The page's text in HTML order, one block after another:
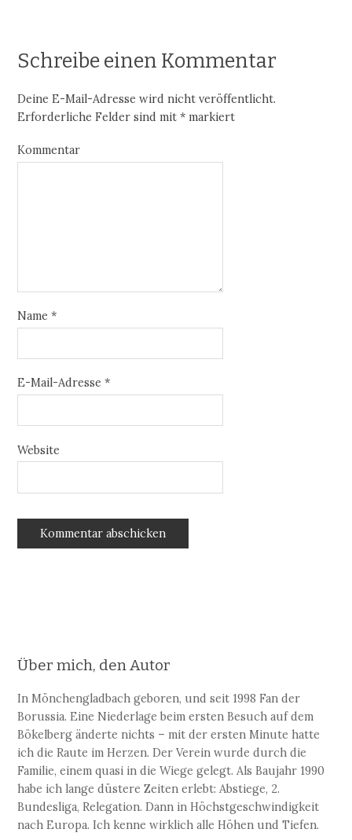
Schreibe einen Kommentar
Deine E-Mail-Adresse wird nicht veröffentlicht.
Erforderliche Felder sind mit* markiert
Kommentar
Name*
E-Mail-Adresse*
Website
Über mich, den Autor
In Mönchengladbach geboren, und seit 1998 Fan der
Borussia. Eine Niederlage beim ersten Besuch auf dem
Bökelberg änderte nichts – mit der ersten Minute hatte
ich die Raute im Herzen. Der Verein wurde durch die
Familie, einem quasi in die Wiege gelegt. Als Baujahr 1990
habe ich lange düstere Zeiten erlebt: Abstiege, 2.
Bundesliga, Relegation. Dann in Höchstgeschwindigkeit
nach Europa. Ich kenne wirklich alle Höhen und Tiefen.